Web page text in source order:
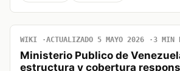
WIKI ACTUALIZADO 5 MAYO 2026 3 MIN
Ministerio Publico de
estructura y cobertura